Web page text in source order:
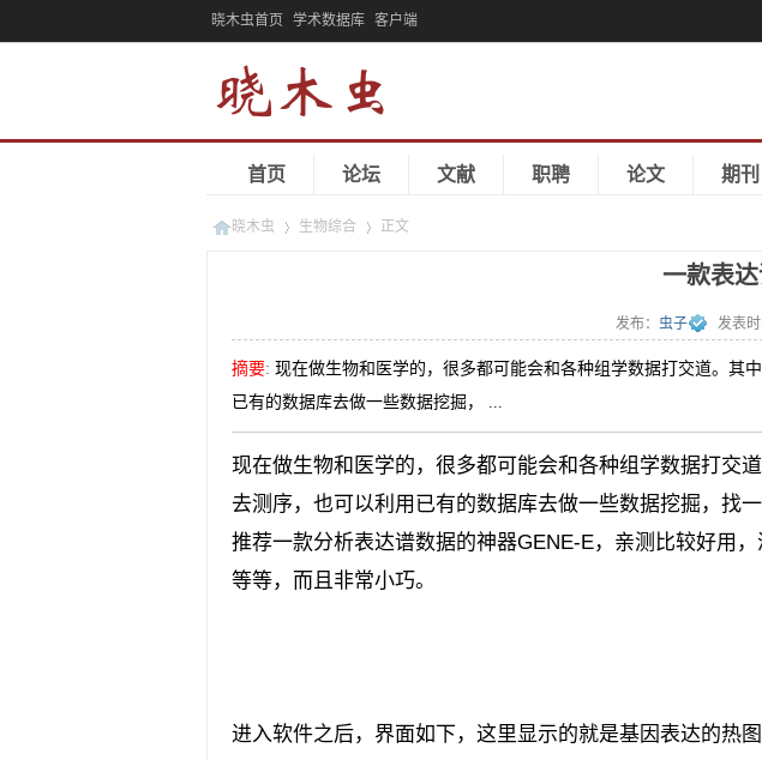
晓木虫首页 学术数据库 客户端
首页 论坛 文献 职聘 论文 期刊
晓木虫 生物综合 正文
一款表
发布： 虫子 发表时
摘要: 现在做生物和医学的，很多都可能会和各种组学数据打交道。其
已有的数据库去做一些数据挖掘， ...
现在做生物和医学的，很多都可能会和各种组学数据打交
去测序，也可以利用已有的数据库去做一些数据挖掘，找
推荐一款分析表达谱数据的神器GENE-E，亲测比较好用
等等，而且非常小巧。
进入软件之后，界面如下，这里显示的就是基因表达的热